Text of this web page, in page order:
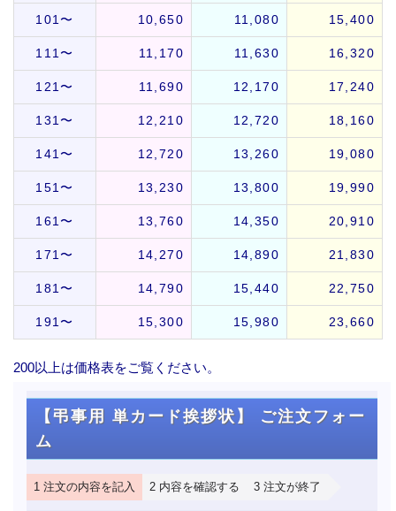
101〜 10,650 11,080 15,400
111〜 11,170 11,630 16,320
121〜 11,690 12,170 17,240
131〜 12,210 12,720 18,160
141〜 12,720 13,260 19,080
151〜 13,230 13,800 19,990
161〜 13,760 14,350 20,910
171〜 14,270 14,890 21,830
181〜 14,790 15,440 22,750
191〜 15,300 15,980 23,660
200以上は価格表をご覧ください。